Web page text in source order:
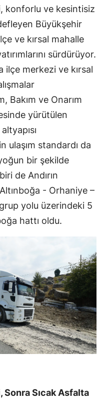
konforlu ve kesintisiz
Büyükşehir
ve kırsal mahalle
sürdürüyor.
ilçe merkezi ve kırsal
Bakım ve Onarım
yürütülen
ulaşım standardı da
bir şekilde
de Andırın
- Orhaniye –
yolu üzerindeki 5
hattı oldu.
Sıcak Asfalta